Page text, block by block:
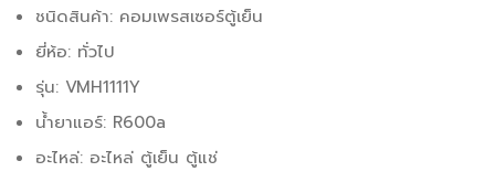
ชนิดสินค้า: คอมเพรสเซอร์ตู้เย็น
ยี่ห้อ: ทั่วไป
รุ่น: VMH1111Y
น้ำยาแอร์: R600a
อะไหล่: อะไหล่ ตู้เย็น ตู้แช่